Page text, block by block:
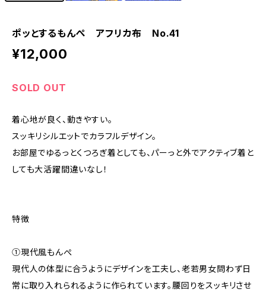
ポッとするもんぺ アフリカ布 No.41
¥12,000
SOLD OUT
着心地が良く、動きやすい。
スッキリシルエットでカラフルデザイン。
お部屋でゆるっとくつろぎ着としても、パーっと外でアクティブ着と
しても大活躍間違いなし！
特徴
①現代風もんぺ
現代人の体型に合うようにデザインを工夫し、老若男女問わず日
常に取り入れられるように作られています。腰回りをスッキリさせ